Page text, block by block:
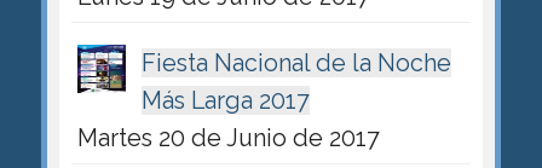
Fiesta Nacional de la Noche
Más Larga 2017
Martes 20 de Junio de 2017